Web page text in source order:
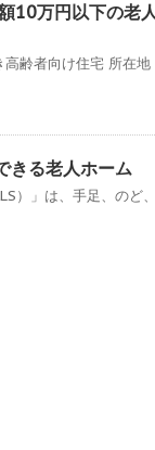
10万円以下の老
者向け住宅 所在地
きる老人ホーム
）」は、手足、のど